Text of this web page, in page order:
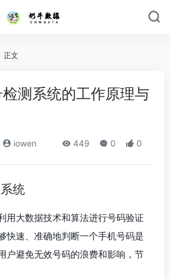
正文
测系统的工作原理与
iowen 449 0 0
统
用大数据技术和算法进行号码验证
快速、准确地判断一个手机号码是
户避免无效号码的浪费和影响，节